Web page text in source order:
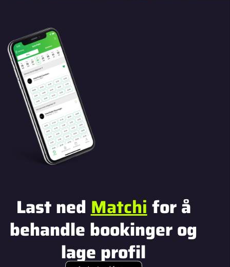
Last nedMatchifor å
behandle bookinger og
lage profil